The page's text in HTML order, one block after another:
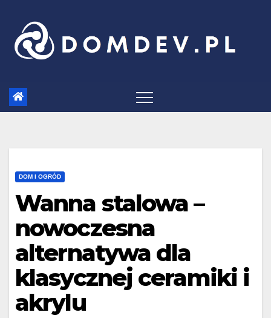
content
DOM I OGRÓD
Wanna stalowa –
nowoczesna
alternatywa dla
klasycznej ceramiki i
akrylu